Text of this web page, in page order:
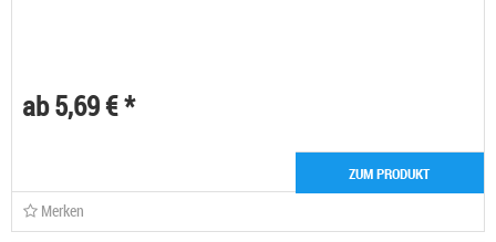
ab 5,69 € *
ZUM PRODUKT
Merken